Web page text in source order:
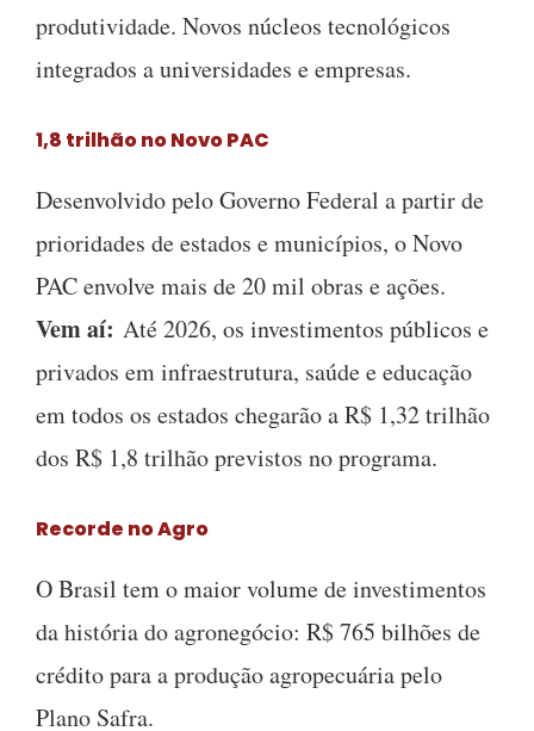
produtividade. Novos núcleos tecnológicos
integrados a universidades e empresas.
1,8 trilhão no Novo PAC
Desenvolvido pelo Governo Federal a partir de
prioridades de estados e municípios, o Novo
PAC envolve mais de 20 mil obras e ações.
Vem aí: Até 2026, os investimentos públicos e
privados em infraestrutura, saúde e educação
em todos os estados chegarão a R$ 1,32 trilhão
dos R$ 1,8 trilhão previstos no programa.
Recorde no Agro
O Brasil tem o maior volume de investimentos
da história do agronegócio: R$ 765 bilhões de
crédito para a produção agropecuária pelo
Plano Safra.